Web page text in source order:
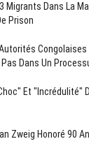
Migrants Dans La
Prison
Autorités
Dans Un
Et "incrédulité"
Zweig Honoré 90